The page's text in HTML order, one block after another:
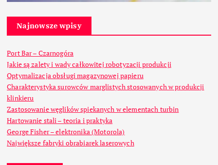
Najnowsze wpisy
Port Bar – Czarnogóra
Jakie są zalety i wady całkowitej robotyzacji produkcji
Optymalizacja obsługi magazynowej papieru
Charakterystyka surowców marglistych stosowanych w produkcji
klinkieru
Zastosowanie węglików spiekanych w elementach turbin
Hartowanie stali – teoria i praktyka
George Fisher – elektronika (Motorola)
Największe fabryki obrabiarek laserowych